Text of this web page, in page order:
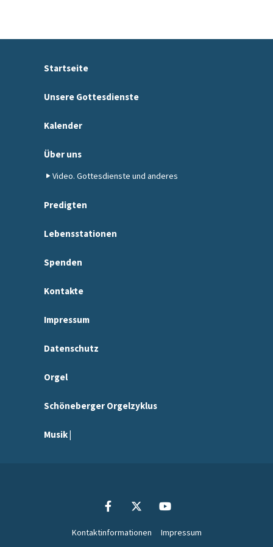
Startseite
Unsere Gottesdienste
Kalender
Über uns
Video. Gottesdienste und anderes
Predigten
Lebensstationen
Spenden
Kontakte
Impressum
Datenschutz
Orgel
Schöneberger Orgelzyklus
Musik |
Kontaktinformationen Impressum